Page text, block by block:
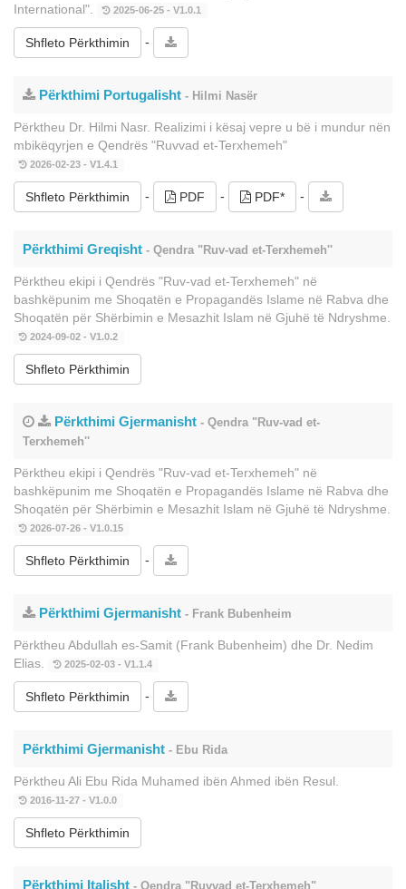
International".
2025-06-25 - V1.0.1
Shfleto Përkthimin -
Përkthimi Portugalisht - Hilmi Nasër
Përktheu Dr. Hilmi Nasr. Realizimi i kësaj vepre u bë i mundur nën
mbikëqyrjen e Qendrës "Ruvvad et-Terxhemeh"
2026-02-23 - V1.4.1
Shfleto Përkthimin - PDF - PDF* -
Përkthimi Greqisht - Qendra "Ruv-vad et-Terxhemeh''
Përktheu ekipi i Qendrës "Ruv-vad et-Terxhemeh" në
bashkëpunim me Shoqatën e Propagandës Islame në Rabva dhe
Shoqatën për Shërbimin e Mesazhit Islam në Gjuhë të Ndryshme.
2024-09-02 - V1.0.2
Shfleto Përkthimin
Përkthimi Gjermanisht - Qendra "Ruv-vad et-
Terxhemeh''
Përktheu ekipi i Qendrës "Ruv-vad et-Terxhemeh" në
bashkëpunim me Shoqatën e Propagandës Islame në Rabva dhe
Shoqatën për Shërbimin e Mesazhit Islam në Gjuhë të Ndryshme.
2026-07-26 - V1.0.15
Shfleto Përkthimin -
Përkthimi Gjermanisht - Frank Bubenheim
Përktheu Abdullah es-Samit (Frank Bubenheim) dhe Dr. Nedim
Elias.
2025-02-03 - V1.1.4
Shfleto Përkthimin -
Përkthimi Gjermanisht - Ebu Rida
Përktheu Ali Ebu Rida Muhamed ibën Ahmed ibën Resul.
2016-11-27 - V1.0.0
Shfleto Përkthimin
Përkthimi Italisht - Qendra "Ruvvad et-Terxhemeh"